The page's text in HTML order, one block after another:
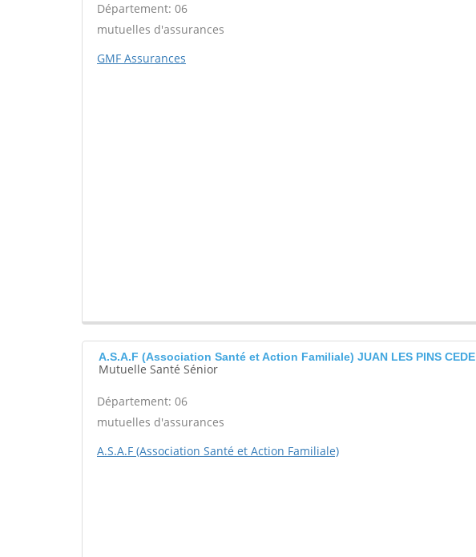
Département: 06
mutuelles d'assurances
GMF Assurances
A.S.A.F (Association Santé et Action Familiale) JUAN LES PINS CEDE
Mutuelle Santé Sénior
Département: 06
mutuelles d'assurances
A.S.A.F (Association Santé et Action Familiale)